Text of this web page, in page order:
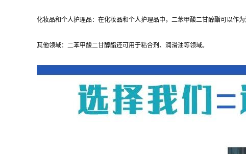
化妆品和个人护理品：在化妆品和个人护理品中，二苯甲酸二甘醇酯可以作
其他领域：二苯甲酸二甘醇酯还可用于粘合剂、润滑油等领域。